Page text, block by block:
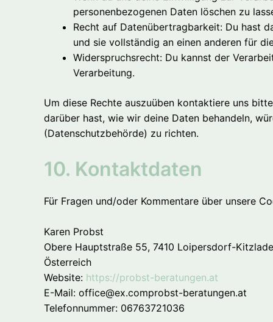
personenbezogenen Daten löschen zu
Recht auf Datenübertragbarkeit: Du hast
und sie vollständig an einen anderen für
Widerspruchsrecht: Du kannst der
Verarbeitung.
Um diese Rechte auszuüben kontaktiere uns
darüber hast, wie wir deine Daten behandeln,
(Datenschutzbehörde) zu richten.
10. Kontaktdaten
Für Fragen und/oder Kommentare über unsere
Karen Probst
Obere Hauptstraße 55, 7410 Loipersdorf-
Österreich
Website: https://probst-beratungen.at
E-Mail: office@ex.comprobst-beratungen.at
Telefonnummer: 06763721036